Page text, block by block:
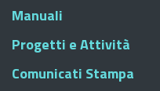
Manuali
Progetti e Attività
Comunicati Stampa